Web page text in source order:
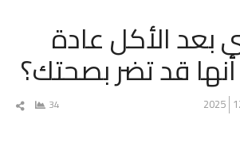
الأكل عادة
قد تضر بصحتك؟
34